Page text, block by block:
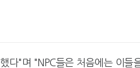
다"며 "NPC들은 처음에는 이들